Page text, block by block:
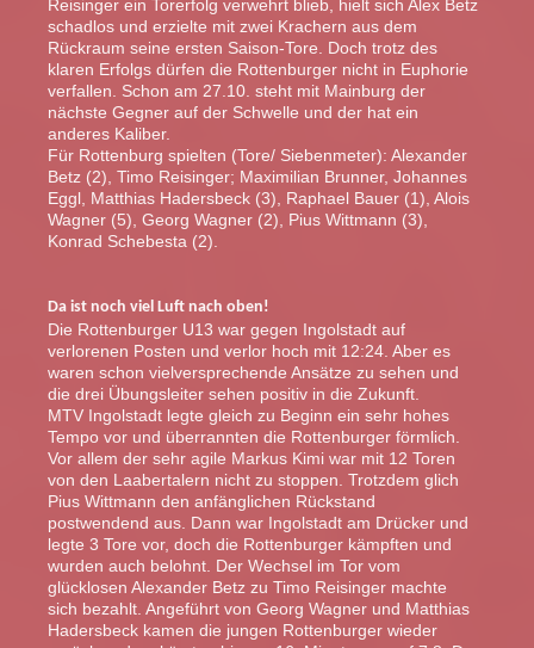
Reisinger ein Torerfolg verwehrt blieb, hielt sich Alex Betz
schadlos und erzielte mit zwei Krachern aus dem
Rückraum seine ersten Saison-Tore. Doch trotz des
klaren Erfolgs dürfen die Rottenburger nicht in Euphorie
verfallen. Schon am 27.10. steht mit Mainburg der
nächste Gegner auf der Schwelle und der hat ein
anderes Kaliber.
Für Rottenburg spielten (Tore/ Siebenmeter): Alexander
Betz (2), Timo Reisinger; Maximilian Brunner, Johannes
Eggl, Matthias Hadersbeck (3), Raphael Bauer (1), Alois
Wagner (5), Georg Wagner (2), Pius Wittmann (3),
Konrad Schebesta (2).
Da ist noch viel Luft nach oben!
Die Rottenburger U13 war gegen Ingolstadt auf
verlorenen Posten und verlor hoch mit 12:24. Aber es
waren schon vielversprechende Ansätze zu sehen und
die drei Übungsleiter sehen positiv in die Zukunft.
MTV Ingolstadt legte gleich zu Beginn ein sehr hohes
Tempo vor und überrannten die Rottenburger förmlich.
Vor allem der sehr agile Markus Kimi war mit 12 Toren
von den Laabertalern nicht zu stoppen. Trotzdem glich
Pius Wittmann den anfänglichen Rückstand
postwendend aus. Dann war Ingolstadt am Drücker und
legte 3 Tore vor, doch die Rottenburger kämpften und
wurden auch belohnt. Der Wechsel im Tor vom
glücklosen Alexander Betz zu Timo Reisinger machte
sich bezahlt. Angeführt von Georg Wagner und Matthias
Hadersbeck kamen die jungen Rottenburger wieder